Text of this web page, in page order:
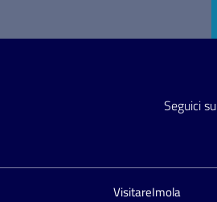
Seguici su
VisitareImola